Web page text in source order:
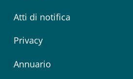
Atti di notifica
Privacy
Annuario